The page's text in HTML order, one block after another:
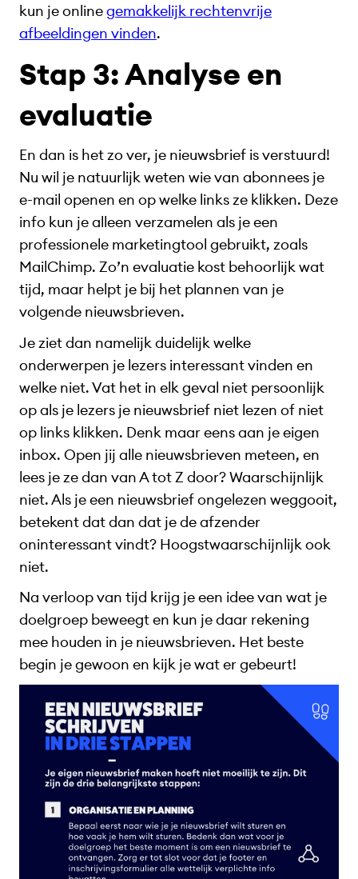
kun je onlinegemakkelijk rechtenvrije
afbeeldingen vinden.
Stap 3: Analyse en
evaluatie
En dan is het zo ver, je nieuwsbrief is verstuurd!
Nu wil je natuurlijk weten wie van abonnees je
e-mail openen en op welke links ze klikken. Deze
info kun je alleen verzamelen als je een
professionele marketingtool gebruikt, zoals
MailChimp. Zo’n evaluatie kost behoorlijk wat
tijd, maar helpt je bij het plannen van je
volgende nieuwsbrieven.
Je ziet dan namelijk duidelijk welke
onderwerpen je lezers interessant vinden en
welke niet. Vat het in elk geval niet persoonlijk
op als je lezers je nieuwsbrief niet lezen of niet
op links klikken. Denk maar eens aan je eigen
inbox. Open jij alle nieuwsbrieven meteen, en
lees je ze dan van A tot Z door? Waarschijnlijk
niet. Als je een nieuwsbrief ongelezen weggooit,
betekent dat dan dat je de afzender
oninteressant vindt? Hoogstwaarschijnlijk ook
niet.
Na verloop van tijd krijg je een idee van wat je
doelgroep beweegt en kun je daar rekening
mee houden in je nieuwsbrieven. Het beste
begin je gewoon en kijk je wat er gebeurt!